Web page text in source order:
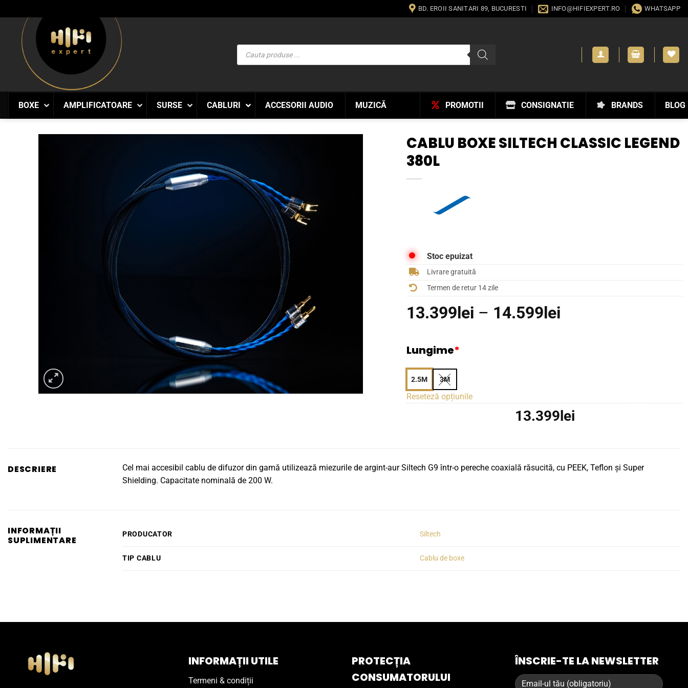
to
content
BD. EROII SANITARI 89, BUCURESTI INFO@HIFIEXPERT.RO WHATSAPP
Products
search
BOXE AMPLIFICATOARE SURSE CABLURI ACCESORII AUDIO MUZICĂ BLOG
BRANDS
CONSIGNATIE
PROMOTII
CABLU BOXE SILTECH CLASSIC LEGEND
380L
Stoc epuizat
Livrare gratuită
Termen de retur 14 zile
13.399lei – 14.599leiInterval
14.599lei
*
Lungime
2.5M 3M
Reseteză opțiunile
13.399 lei
DESCRIERE
Cel mai accesibil cablu de difuzor din gamă utilizează miezurile de argint-aur Siltech G9 într-o pereche coaxială răsucită, cu PEEK, Teflon și Super
Shielding. Capacitate nominală de 200 W.
INFORMAȚII
SUPLIMENTARE
PRODUCATOR Siltech
TIP CABLU Cablu de boxe
INFORMAȚII UTILE
Termeni & condiții
PROTECȚIA
CONSUMATORULUI
ÎNSCRIE-TE LA NEWSLETTER